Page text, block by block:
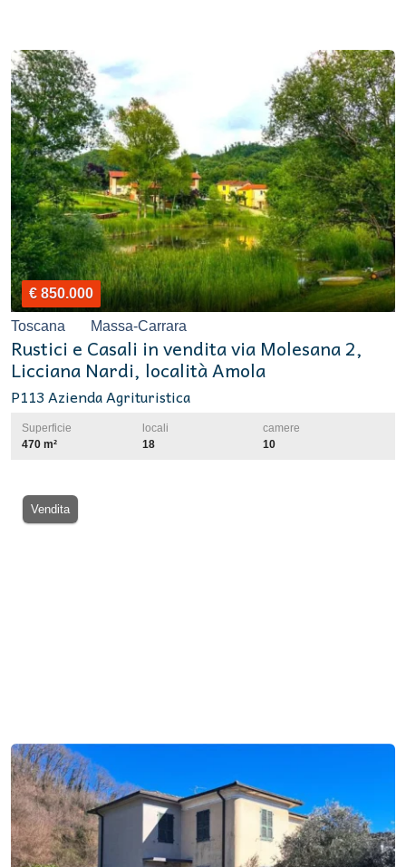
€ 850.000
Toscana Massa-Carrara
Rustici e Casali in vendita via Molesana 2,
Licciana Nardi, località Amola
P113 Azienda Agrituristica
Superficie
470 m²
locali
18
camere
10
Vendita